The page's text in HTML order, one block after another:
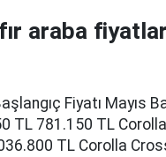
araba
Fiyatı Mayıs
TL 781.150 TL
TL Corolla